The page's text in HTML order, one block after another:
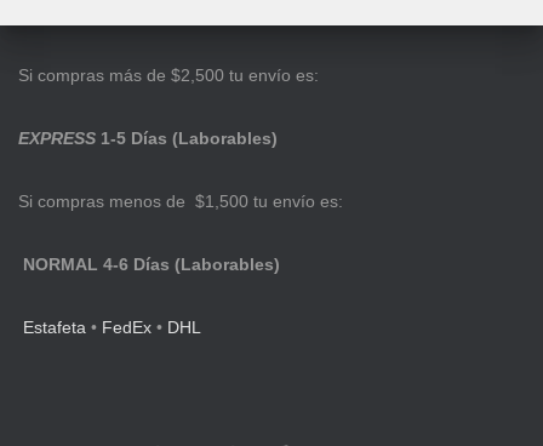
Si compras más de $2,500 tu envío es:
EXPRESS 1-5 Días (Laborables)
Si compras menos de $1,500 tu envío es:
NORMAL 4-6 Días (Laborables)
Estafeta • FedEx • DHL